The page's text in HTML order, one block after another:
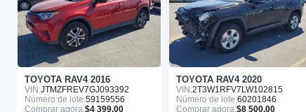
TOYOTA RAV4 2016
VIN:JTMZFREV7GJ093392
Número de lote:59159556
Comprar agora:$4 399.00
TOYOTA RAV4 2020
VIN:2T3W1RFV7LW102815
Número de lote:60201846
Comprar agora:$8 500.00